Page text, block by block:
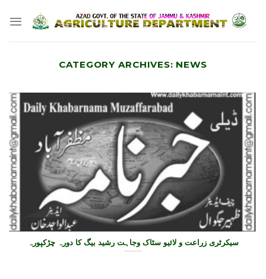
CATEGORY ARCHIVES: NEWS
سیکرٹری زراعت و لائیو سٹاک وجاہت رشید بیگ کا دورہ چڑکپورہ